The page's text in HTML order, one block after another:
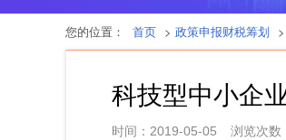
您的位置： 首页 > 政策申报财税筹划 >
科技型中小企
时间：2019-05-05 浏览次数